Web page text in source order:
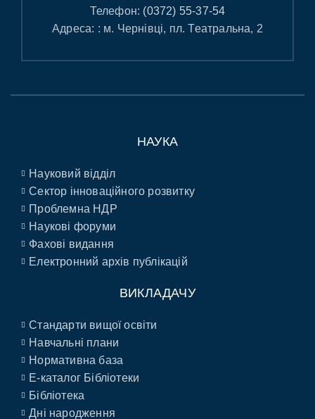
Телефон: (0372) 55-37-54
Адреса: : м. Чернівці, пл. Театральна, 2
НАУКА
Науковий відділ
Сектор інноваційного розвитку
Проблемна НДР
Наукові форуми
Фахові видання
Електронний архів публікацій
ВИКЛАДАЧУ
Стандарти вищої освіти
Навчальні плани
Нормативна база
E-каталог Бібліотеки
Бібліотека
Дні народження